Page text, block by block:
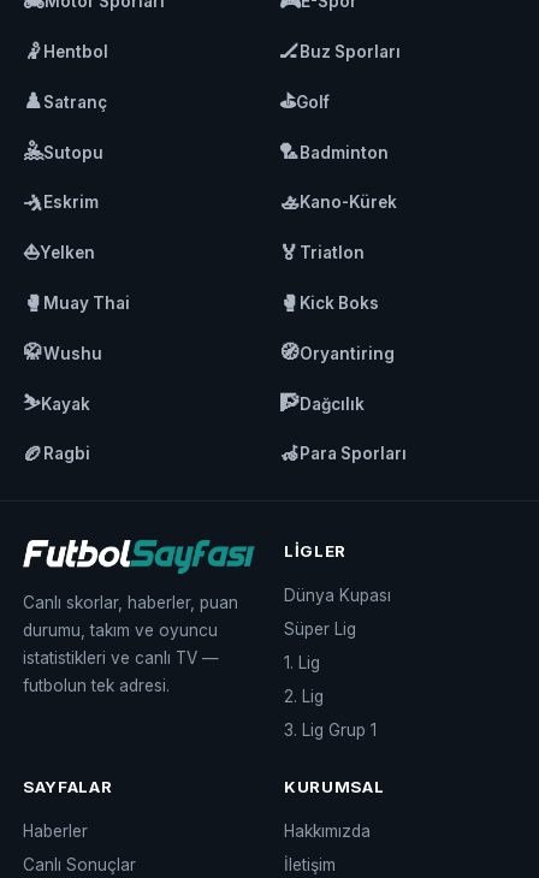
🤾 Hentbol 🏒Buz Sporları
♟️Satranç ⛳Golf
🤽Sutopu 🏸Badminton
🤺Eskrim 🚣Kano-Kürek
⛵Yelken 🏅 Triatlon
🥊 Muay Thai 🥊 Kick Boks
🥋Wushu 🧭Oryantiring
⛷️Kayak 🧗Dağcılık
🏉 Ragbi 🦽Para Sporları
Canlı skorlar, haberler, puan
durumu, takım ve oyuncu
istatistikleri ve canlı TV —
futbolun tek adresi.
LIGLER
Dünya Kupası
Süper Lig
1. Lig
2. Lig
3. Lig Grup 1
SAYFALAR
Haberler
Canlı Sonuçlar
KURUMSAL
Hakkımızda
İletişim